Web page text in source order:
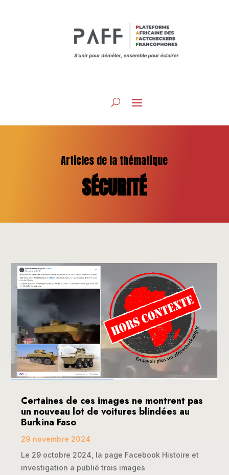
Articles de la thématique
SÉCURITÉ
Certaines de ces images ne montrent pas
un nouveau lot de voitures blindées au
Burkina Faso
29 novembre 2024
Le 29 octobre 2024, la page Facebook Histoire et
investigation a publié trois images